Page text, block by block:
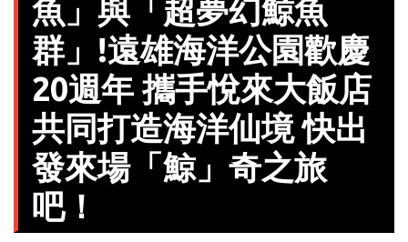
魚」與「超夢幻鯨魚
群」!遠雄海洋公園歡慶
20週年 攜手悅來大飯店
共同打造海洋仙境 快出
發來場「鯨」奇之旅
吧！